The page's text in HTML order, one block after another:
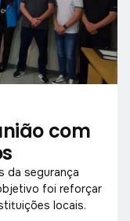
com
da segurança
foi reforçar
locais.